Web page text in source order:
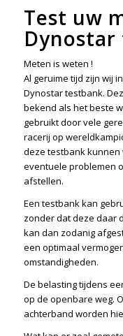
Test uw
Meten is weten !
Al geruime tijd zijn wij
Dynostar testbank.
bekend als het beste
gebruikt door vele
racerij op
deze testbank
eventuele problemen
afstellen.
Een testbank kan
zonder dat deze daar
kan dan zodanig
een optimaal
omstandigheden.
De belasting tijdens
op de openbare weg.
achterband worden